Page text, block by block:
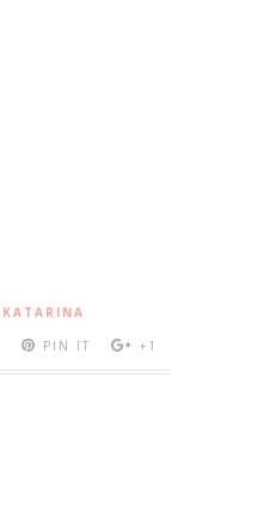
KATARINA
PIN IT +1